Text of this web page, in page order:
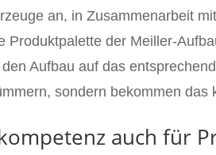
an, in Zusammenarbeit
Produktpalette der Meiller-
den Aufbau auf das
sondern bekommen das
auch für